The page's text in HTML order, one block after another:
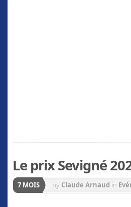
Le prix Sevigné
7 MOIS by Claude Arnaud in